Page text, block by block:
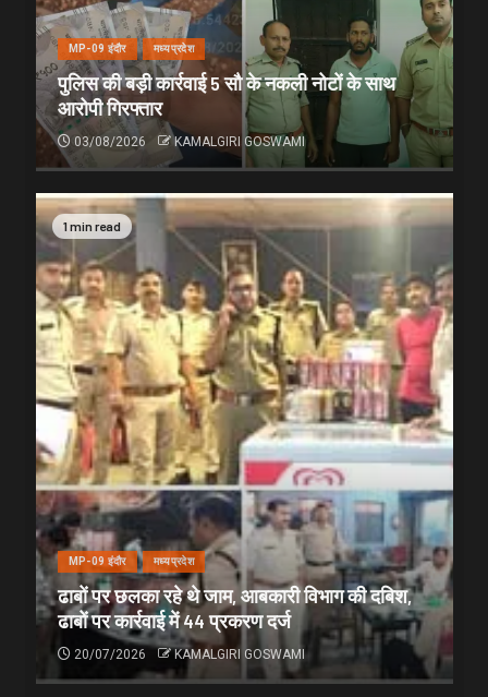
MP-09 इंदौर मध्यप्रदेश
पुलिस की बड़ी कार्रवाई 5 सौ के नकली नोटों के साथ
आरोपी गिरफ्तार
03/08/2026 KAMALGIRI GOSWAMI
1 min read
MP-09 इंदौर मध्यप्रदेश
ढाबों पर छलका रहे थे जाम, आबकारी विभाग की दबिश,
ढाबों पर कार्रवाई में 44 प्रकरण दर्ज
20/07/2026 KAMALGIRI GOSWAMI